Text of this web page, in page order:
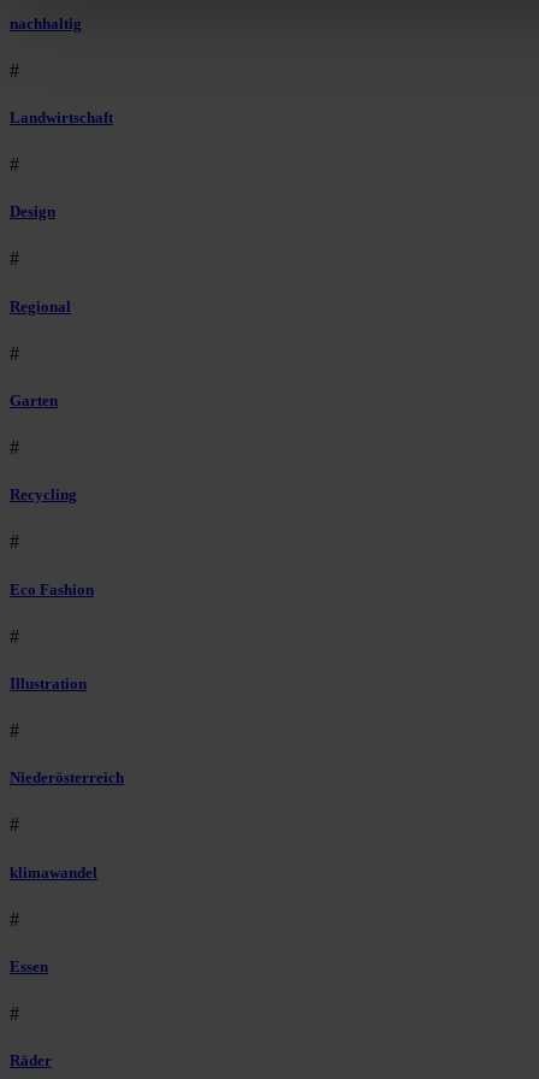
nachhaltig
#
Landwirtschaft
#
Design
#
Regional
#
Garten
#
Recycling
#
Eco Fashion
#
Illustration
#
Niederösterreich
#
klimawandel
#
Essen
#
Räder